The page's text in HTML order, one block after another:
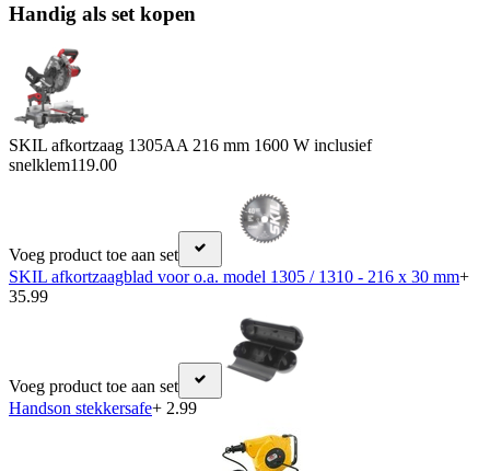
Handig als set kopen
SKIL afkortzaag 1305AA 216 mm 1600 W inclusief
snelklem119.00
Voeg product toe aan set
SKIL afkortzaagblad voor o.a. model 1305 / 1310 - 216 x 30 mm+
35.99
Voeg product toe aan set
Handson stekkersafe+ 2.99